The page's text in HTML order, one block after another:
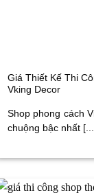
Giá Thiết Kế Thi
Vking Decor
Shop phong cách
chuộng bậc nhất